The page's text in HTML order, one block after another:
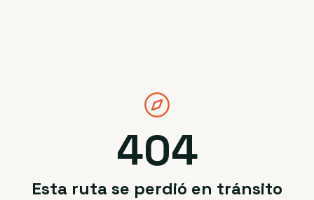
404
Esta ruta se perdió en tránsito